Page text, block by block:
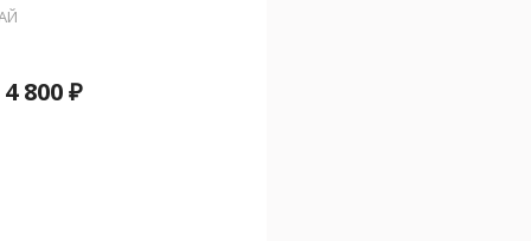
4 800₽